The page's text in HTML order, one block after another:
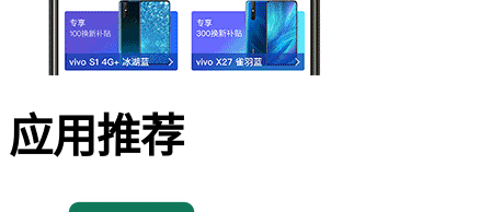
应用推荐